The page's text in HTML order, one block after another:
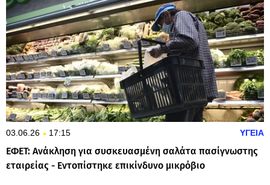
03.06.26 17:15 ΥΓΕΙΑ
ΕΦΕΤ: Ανάκληση για συσκευασμένη σαλάτα πασίγνωστης
εταιρείας - Εντοπίστηκε επικίνδυνο μικρόβιο